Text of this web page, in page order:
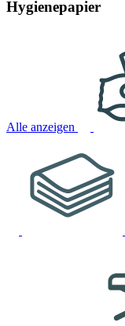
Hygienepapier
Alle anzeigen